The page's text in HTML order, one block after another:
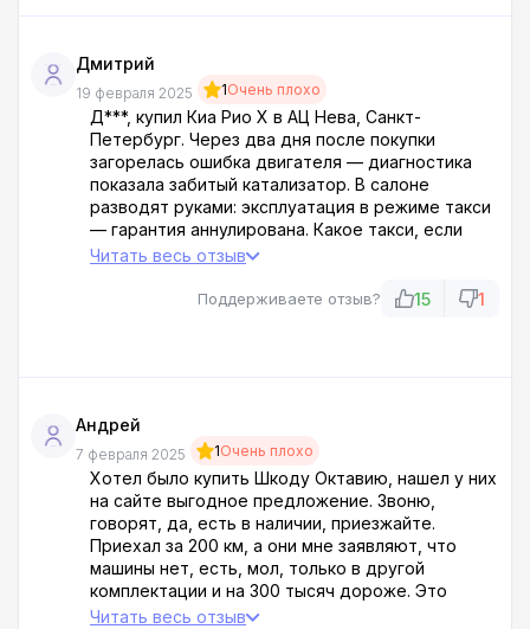
Дмитрий
19 февраля 2025 1Очень плохо
Д***, купил Киа Рио Х в АЦ Нева, Санкт-
Петербург. Через два дня после покупки
загорелась ошибка двигателя — диагностика
показала забитый катализатор. В салоне
разводят руками: эксплуатация в режиме такси
— гарантия аннулирована. Какое такси, если
пробег 10 тыс. км?! Оказалось, предыдущий
договоре это забыли указать. На претензию
Читать весь отзыв
Поддерживаете отзыв? 15 1
Андрей
7 февраля 2025 1Очень плохо
Хотел было купить Шкоду Октавию, нашел у них
на сайте выгодное предложение. Звоню,
говорят, да, есть в наличии, приезжайте.
Приехал за 200 км, а они мне заявляют, что
машины нет, есть, мол, только в другой
комплектации и на 300 тысяч дороже. Это
вообще как называется?! Просто наглый обман!
Читать весь отзыв